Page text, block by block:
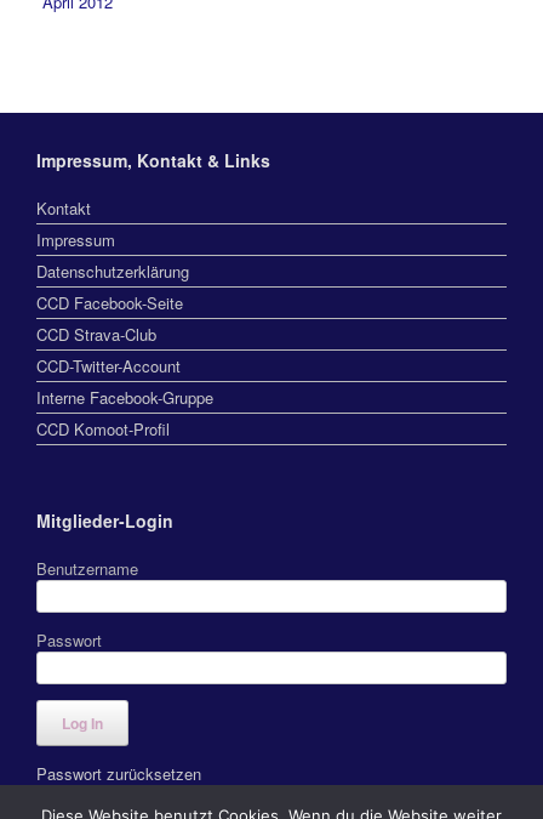
Impressum, Kontakt & Links
Kontakt
Impressum
Datenschutzerklärung
CCD Facebook-Seite
CCD Strava-Club
CCD-Twitter-Account
Interne Facebook-Gruppe
CCD Komoot-Profil
Mitglieder-Login
Benutzername
Passwort
Passwort zurücksetzen